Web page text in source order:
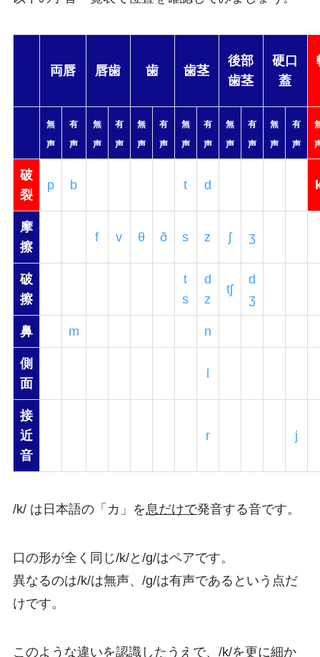
両唇 唇歯 歯 歯茎
後部
歯茎
硬口
蓋
無
声
有
声
無
声
有
声
無
声
有
声
無
声
有
声
無
声
有
声
無
声
有
声
破
裂
p b t d
摩
擦
f v θ ð s z ʃ ʒ
破
擦
t
s
d
z
tʃ
d
ʒ
鼻 m n
側
面
接
近
音
r j
/k/ は日本語の「カ」を息だけで発音する音です。
口の形が全く同じ/k/と/g/はペアです。
異なるのは/k/は無声、/g/は有声であるという点だ
けです。
このような違いを認識したうえで、/k/を更に細か